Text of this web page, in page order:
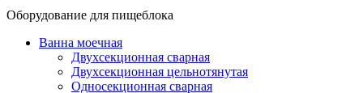
Оборудование для пищеблока
Ванна моечная
Двухсекционная сварная
Двухсекционная цельнотянутая
Односекционная сварная